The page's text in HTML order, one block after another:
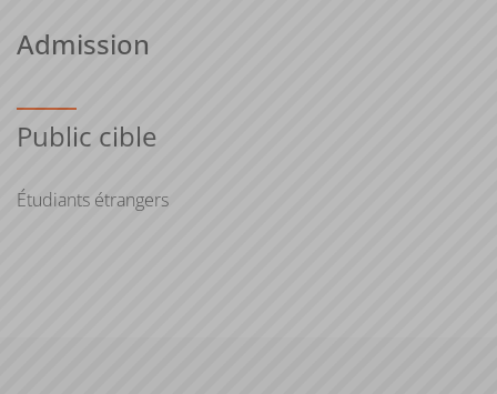
Admission
Public cible
Étudiants étrangers